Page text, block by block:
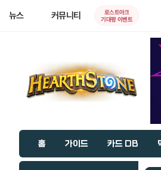
뉴스 커뮤니티
로스트아크
기대평 이벤트
홈 가이드 카드 DB